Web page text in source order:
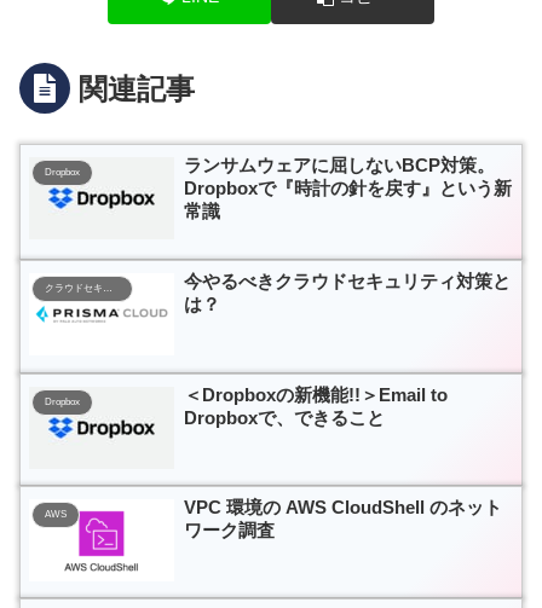
関連記事
Dropbox
ランサムウェアに屈しないBCP対策。
Dropboxで『時計の針を戻す』という新
常識
クラウドセキュリティ
今やるべきクラウドセキュリティ対策と
は？
Dropbox
＜Dropboxの新機能!!＞Email to
Dropboxで、できること
AWS
VPC 環境の AWS CloudShell のネット
ワーク調査